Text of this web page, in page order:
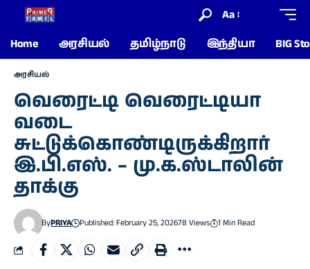
Aa
Home
அரசியல் தமிழ்நாடு இந்தியா BIG
அரசியல்
வெரைட்டி வெரைட்டியா
வடை
சுட்டுக்கொண்டிருக்கிறார்
இ.பி.எஸ். – மு.க.ஸ்டாலின்
தாக்கு
ByPRIYA Published: February 25, 202678 Views 1 Min Read